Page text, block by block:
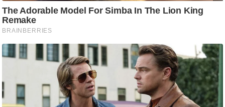
न
स्थ
ल
फि
ट
स